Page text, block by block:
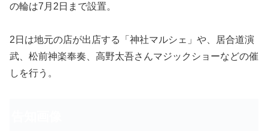
の輪は7月2日まで設置。
2日は地元の店が出店する「神社マルシェ」や、居合道演
武、松前神楽奉奏、高野太吾さんマジックショーなどの催
しを行う。